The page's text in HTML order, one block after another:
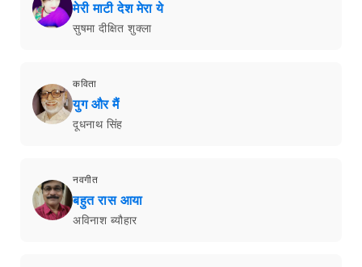
मेरी माटी देश मेरा ये
सुषमा दीक्षित शुक्ला
कविता
युग और मैं
दूधनाथ सिंह
नवगीत
बहुत रास आया
अविनाश ब्यौहार